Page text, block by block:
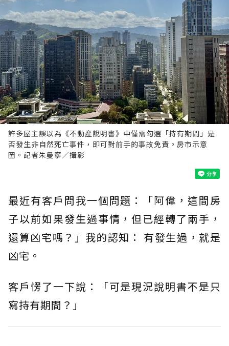
許多屋主誤以為《不動產說明書》中僅需勾選「持有期間」是
否發生非自然死亡事件，即可對前手的事故免責。房市示意
圖。記者朱曼寧／攝影
最近有客戶問我一個問題：「阿偉，這間房
子以前如果發生過事情，但已經轉了兩手，
還算凶宅嗎？」我的認知： 有發生過，就是
凶宅。
客戶愣了一下說：「可是現況說明書不是只
寫持有期間？」